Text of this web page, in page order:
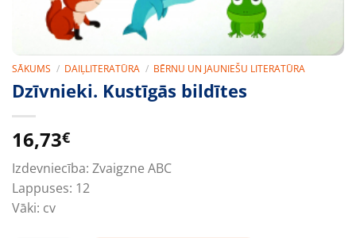
SĀKUMS / DAIĻLITERATŪRA / BĒRNU UN JAUNIEŠU LITERATŪRA
Dzīvnieki. Kustīgās bildītes
16,73€
Izdevniecība: Zvaigzne ABC
Lappuses: 12
Vāki: cv